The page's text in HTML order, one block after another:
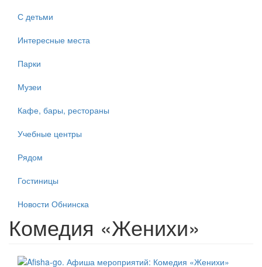
С детьми
Интересные места
Парки
Музеи
Кафе, бары, рестораны
Учебные центры
Рядом
Гостиницы
Новости Обнинска
Комедия «Женихи»